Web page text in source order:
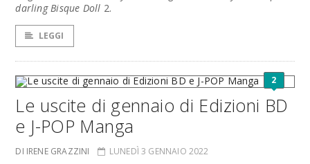
darling Bisque Doll 2.
LEGGI
2
Le uscite di gennaio di Edizioni BD
e J-POP Manga
DI IRENE GRAZZINI LUNEDÌ 3 GENNAIO 2022